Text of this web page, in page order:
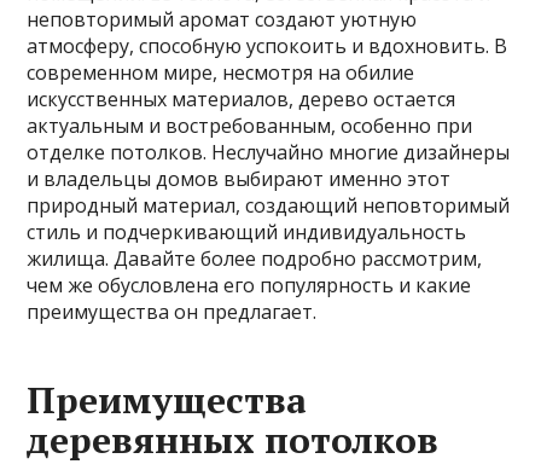
неповторимый аромат создают уютную
атмосферу, способную успокоить и вдохновить. В
современном мире, несмотря на обилие
искусственных материалов, дерево остается
актуальным и востребованным, особенно при
отделке потолков. Неслучайно многие дизайнеры
и владельцы домов выбирают именно этот
природный материал, создающий неповторимый
стиль и подчеркивающий индивидуальность
жилища. Давайте более подробно рассмотрим,
чем же обусловлена его популярность и какие
преимущества он предлагает.
Преимущества
деревянных потолков